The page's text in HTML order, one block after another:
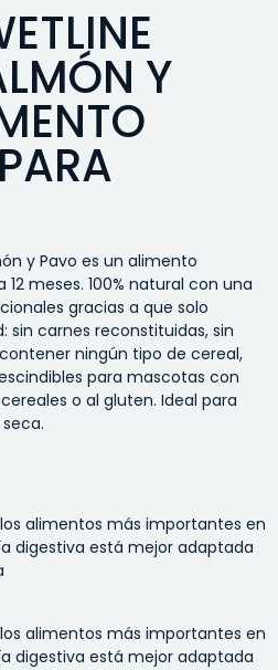
Y
y Pavo es un alimento
meses. 100% natural con una
gracias a que solo
sin carnes reconstituidas, sin
ningún tipo de cereal,
para mascotas con
o al gluten. Ideal para
alimentos más importantes en
digestiva está mejor adaptada
alimentos más importantes en
digestiva está mejor adaptada